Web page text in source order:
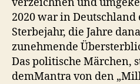
2020 war in Deutschland
Sterbejahr, die Jahre
zunehmende
Das politische Märchen,
demMantra von den